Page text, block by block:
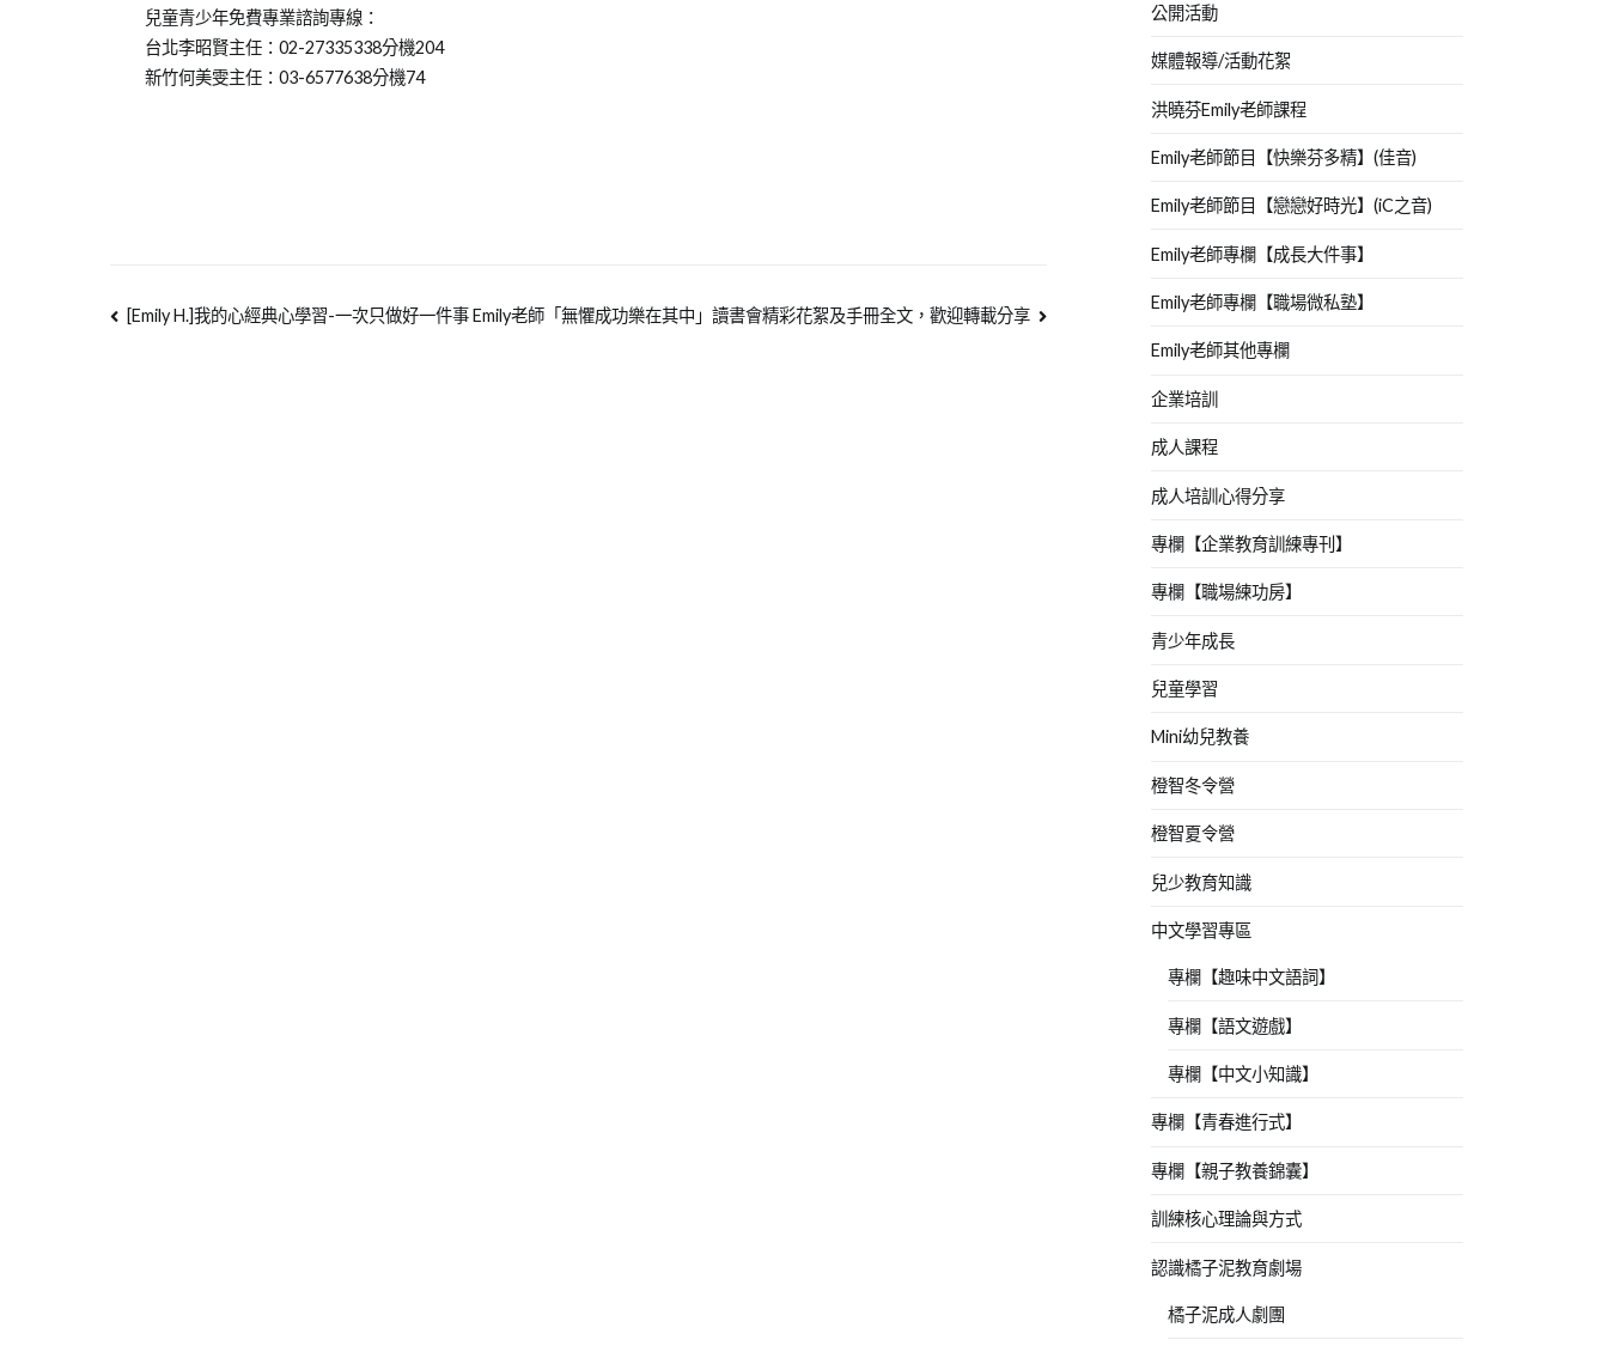
兒童青少年免費專業諮詢專線：
台北李昭賢主任：02-27335338分機204
新竹何美雯主任：03-6577638分機74
[Emily H.]我的心經典心學習-一次只做好一件事 Emily老師「無懼成功樂在其中」讀書會精彩花絮及手冊全文，歡迎轉載分享
公開活動
媒體報導/活動花絮
洪曉芬Emily老師課程
Emily老師節目【快樂芬多精】(佳音)
Emily老師節目【戀戀好時光】(iC之音)
Emily老師專欄【成長大件事】
Emily老師專欄【職場微私塾】
Emily老師其他專欄
企業培訓
成人課程
成人培訓心得分享
專欄【企業教育訓練專刊】
專欄【職場練功房】
青少年成長
兒童學習
Mini幼兒教養
橙智冬令營
橙智夏令營
兒少教育知識
中文學習專區
專欄【趣味中文語詞】
專欄【語文遊戲】
專欄【中文小知識】
專欄【青春進行式】
專欄【親子教養錦囊】
訓練核心理論與方式
認識橘子泥教育劇場
橘子泥成人劇團